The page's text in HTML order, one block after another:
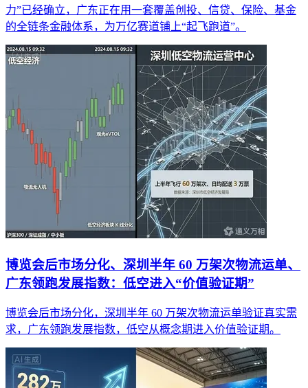
力”已经确立，广东正在用一套覆盖创投、信贷、保险、基金
的全链条金融体系，为万亿赛道铺上“起飞跑道”。
博览会后市场分化、深圳半年 60 万架次物流运单、
广东领跑发展指数：低空进入“价值验证期”
博览会后市场分化，深圳半年 60 万架次物流运单验证真实需
求，广东领跑发展指数，低空从概念期进入价值验证期。